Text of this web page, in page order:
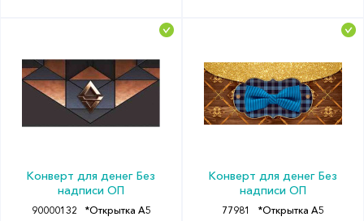
Конверт для денег Без
надписи ОП
90000132 *Открытка А5
Конверт для денег Без
надписи ОП
77981 *Открытка А5